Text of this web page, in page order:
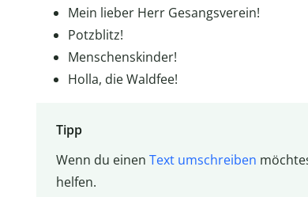
Mein lieber Herr Gesangsverein!
Potzblitz!
Menschenskinder!
Holla, die Waldfee!
Tipp
Wenn du einen Text umschreiben
helfen.